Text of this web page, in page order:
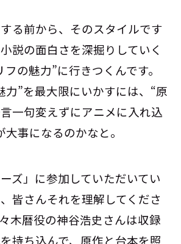
る前から、そのスタイルです
説の面白さを深掘りしていく
の魅力”に行きつくんです。
力”を最大限にいかすには、“原
一句変えずにアニメに入れ込
事になるのかなと。
ズ」に参加していただいてい
皆さんそれを理解してくださ
木暦役の神谷浩史さんは収録
持ち込んで、原作と台本を照